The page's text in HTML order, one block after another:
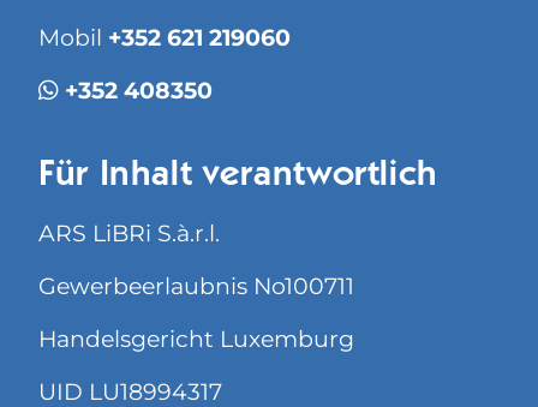
Mobil +352 621 219060
+352 408350
Für Inhalt verantwortlich
ARS LiBRi S.à.r.l.
Gewerbeerlaubnis No100711
Handelsgericht Luxemburg
UID LU18994317